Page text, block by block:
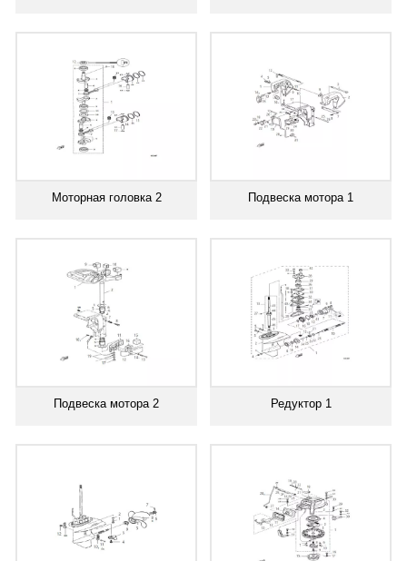
Моторная головка 2 Подвеска мотора 1
Подвеска мотора 2 Редуктор 1